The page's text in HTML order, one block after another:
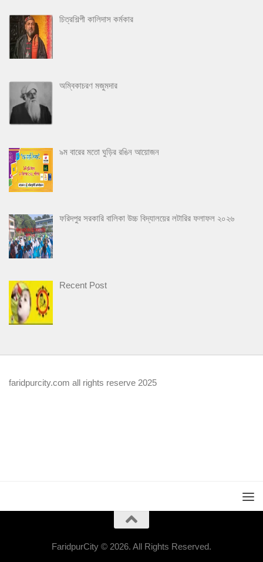
চিত্রশিল্পী কালিদাস কর্মকার
অম্বিকাচরণ মজুমদার
৯ম বারের মতো ঘুড়ির রঙিন আয়োজন
ফরিদপুর সরকারি বালিকা উচ্চ বিদ্যালয়ের লটারির ফলাফল ২০২৬
Recent Post
faridpurcity.com all rights reserve 2025
FaridpurCity © 2026. All Rights Reserved.